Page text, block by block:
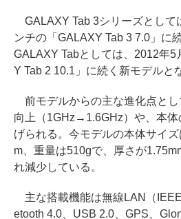
GALAXY Tab 3シリーズとして
ンチの「GALAXY Tab 3 7.0」に
GALAXY Tabとしては、2012年5
Y Tab 2 10.1」に続く新モデルと
前モデルからの主な進化点と
向上（1GHz→1.6GHz）や、本体
げられる。今モデルの本体サイ
m、重量は510gで、厚さが
れ減少している。
主な搭載機能は無線LAN（
etooth 4.0、USB 2.0、GPS、